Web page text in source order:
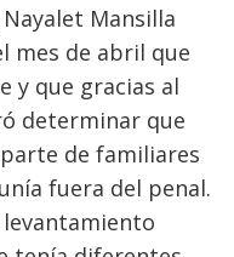
Mansilla
mes de abril que
y que gracias al
determinar que
de familiares
fuera del penal.